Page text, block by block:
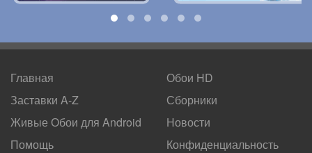
Главная
Заставки A-Z
Живые Обои для Android
Обои HD
Сборники
Новости
Помощь
Конфиденциальность